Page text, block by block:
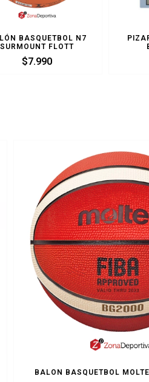
BASQUETBOL N7
SURMOUNT FLOTT
$7.990
BALON BASQUETBOL